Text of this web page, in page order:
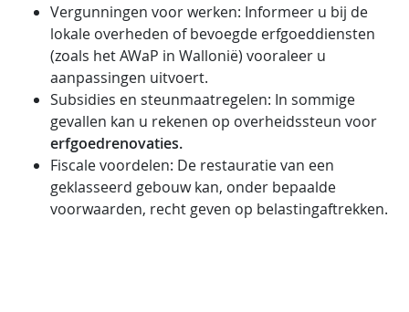
Vergunningen voor werken: Informeer u bij de
lokale overheden of bevoegde erfgoeddiensten
(zoals het AWaP in Wallonië) vooraleer u
aanpassingen uitvoert.
Subsidies en steunmaatregelen: In sommige
gevallen kan u rekenen op overheidssteun voor
erfgoedrenovaties.
Fiscale voordelen: De restauratie van een
geklasseerd gebouw kan, onder bepaalde
voorwaarden, recht geven op belastingaftrekken.